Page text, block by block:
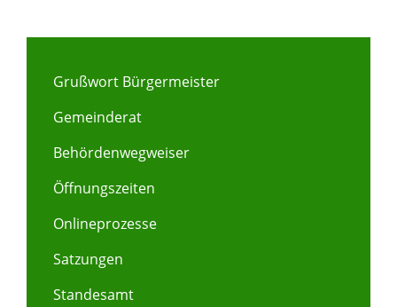
Grußwort Bürgermeister
Gemeinderat
Behördenwegweiser
Öffnungszeiten
Onlineprozesse
Satzungen
Standesamt